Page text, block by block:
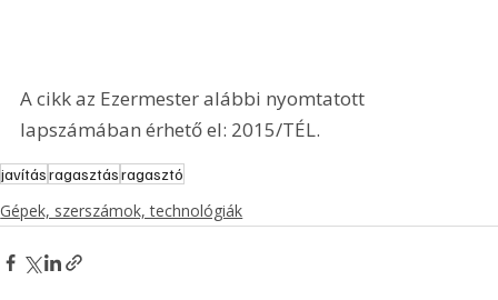
A cikk az Ezermester alábbi nyomtatott
lapszámában érhető el: 2015/TÉL.
javításragasztásragasztó
Gépek, szerszámok, technológiák